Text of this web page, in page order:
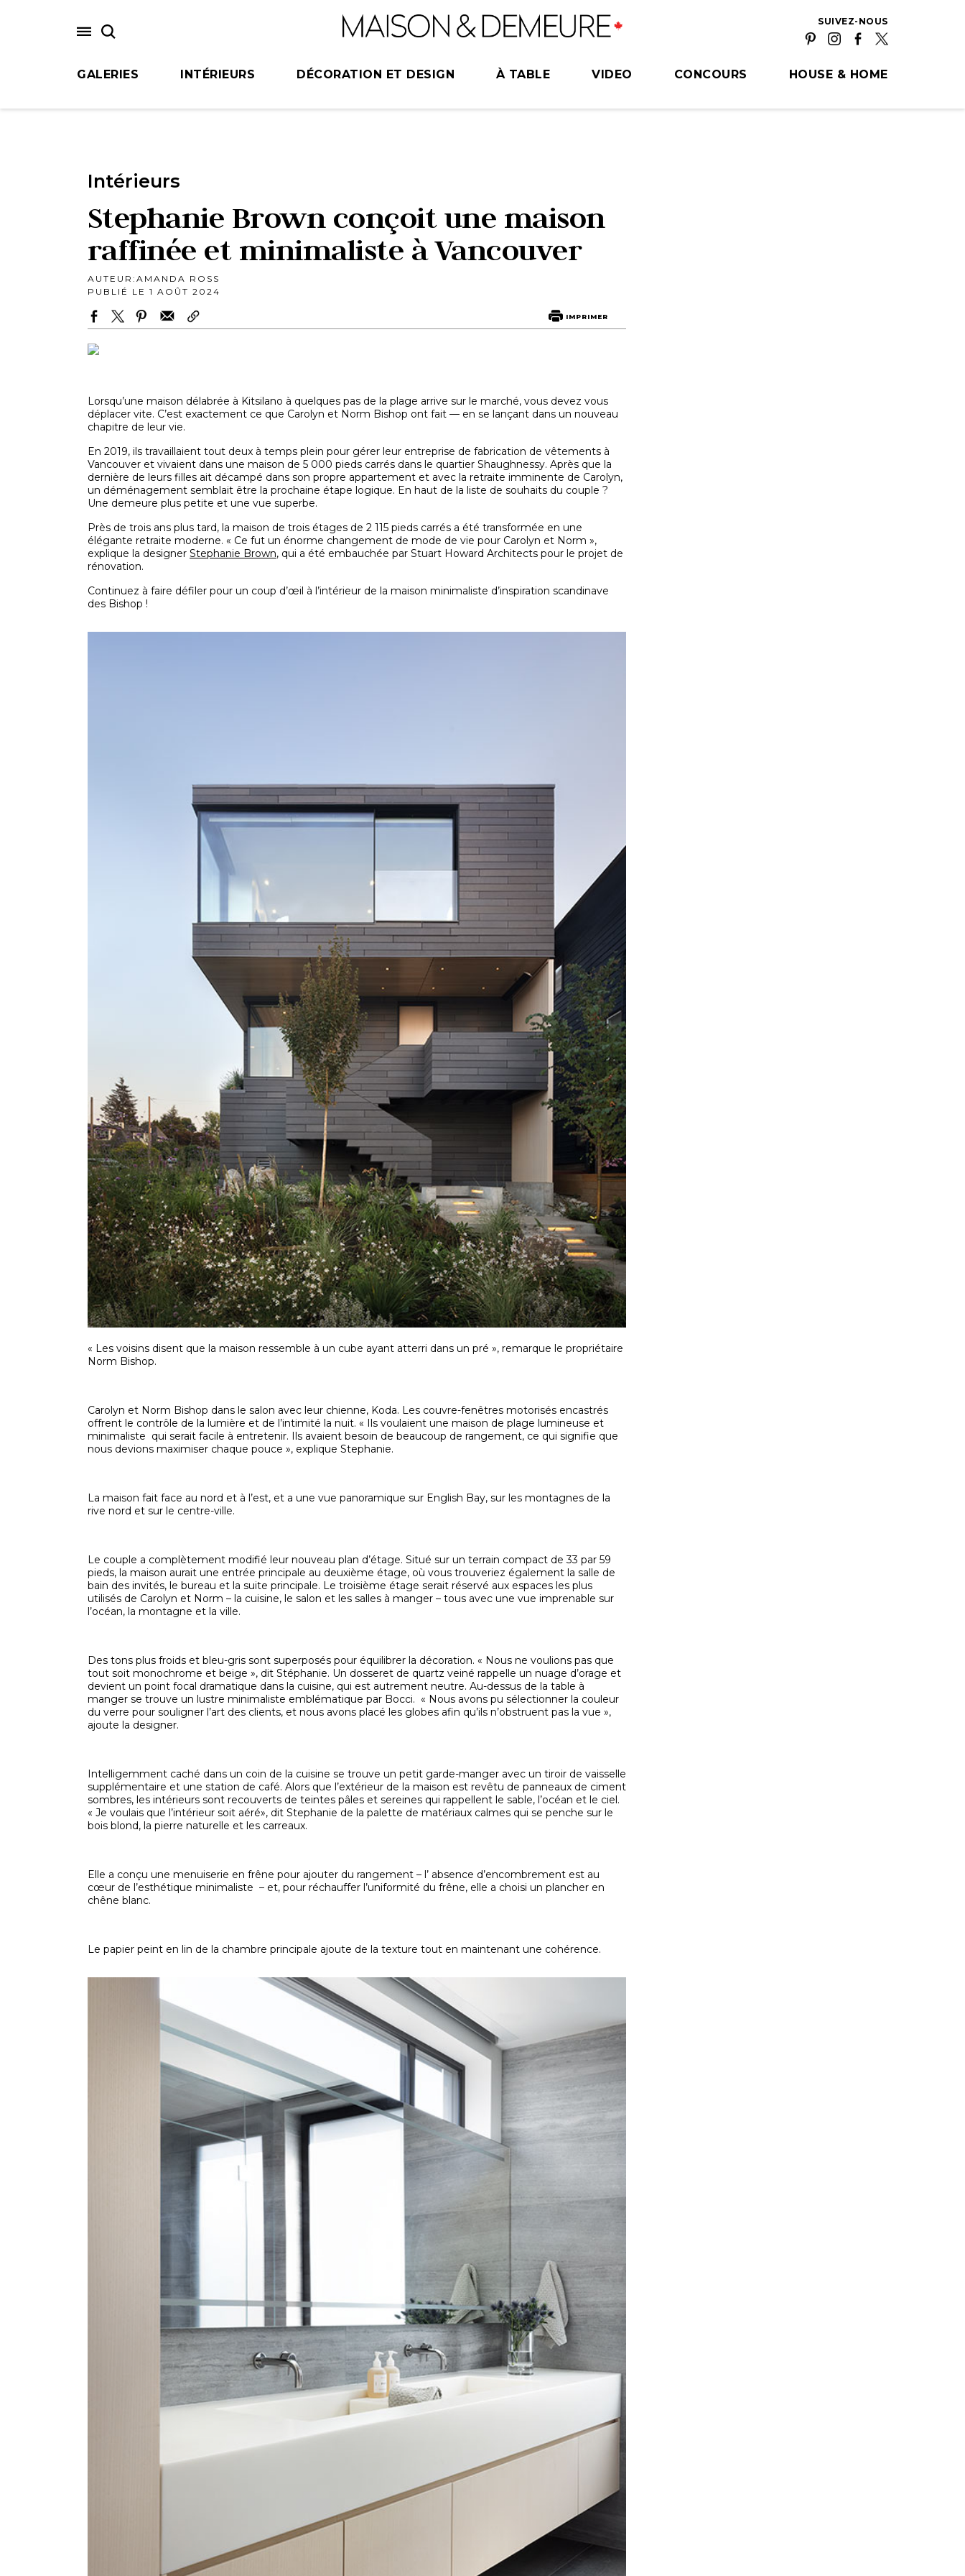
SUIVEZ-NOUS
GALERIES INTÉRIEURS DÉCORATION ET DESIGN À TABLE VIDEO CONCOURS HOUSE & HOME
Intérieurs
Stephanie Brown conçoit une maison
raffinée et minimaliste à Vancouver
AUTEUR: AMANDA ROSS
PUBLIÉ LE 1 AOÛT 2024
IMPRIMER
Lorsqu’une maison délabrée à Kitsilano à quelques pas de la plage arrive sur le marché, vous devez vous
déplacer vite. C’est exactement ce que Carolyn et Norm Bishop ont fait — en se lançant dans un nouveau
chapitre de leur vie.
En 2019, ils travaillaient tout deux à temps plein pour gérer leur entreprise de fabrication de vêtements à
Vancouver et vivaient dans une maison de 5 000 pieds carrés dans le quartier Shaughnessy. Après que la
dernière de leurs filles ait décampé dans son propre appartement et avec la retraite imminente de Carolyn,
un déménagement semblait être la prochaine étape logique. En haut de la liste de souhaits du couple ?
Une demeure plus petite et une vue superbe.
Près de trois ans plus tard, la maison de trois étages de 2 115 pieds carrés a été transformée en une
élégante retraite moderne. « Ce fut un énorme changement de mode de vie pour Carolyn et Norm »,
explique la designer Stephanie Brown, qui a été embauchée par Stuart Howard Architects pour le projet de
rénovation.
Continuez à faire défiler pour un coup d’œil à l’intérieur de la maison minimaliste d’inspiration scandinave
des Bishop !
« Les voisins disent que la maison ressemble à un cube ayant atterri dans un pré », remarque le propriétaire
Norm Bishop.
Carolyn et Norm Bishop dans le salon avec leur chienne, Koda. Les couvre-fenêtres motorisés encastrés
offrent le contrôle de la lumière et de l’intimité la nuit. « Ils voulaient une maison de plage lumineuse et
minimaliste qui serait facile à entretenir. Ils avaient besoin de beaucoup de rangement, ce qui signifie que
nous devions maximiser chaque pouce », explique Stephanie.
La maison fait face au nord et à l’est, et a une vue panoramique sur English Bay, sur les montagnes de la
rive nord et sur le centre-ville.
Le couple a complètement modifié leur nouveau plan d’étage. Situé sur un terrain compact de 33 par 59
pieds, la maison aurait une entrée principale au deuxième étage, où vous trouveriez également la salle de
bain des invités, le bureau et la suite principale. Le troisième étage serait réservé aux espaces les plus
utilisés de Carolyn et Norm – la cuisine, le salon et les salles à manger – tous avec une vue imprenable sur
l’océan, la montagne et la ville.
Des tons plus froids et bleu-gris sont superposés pour équilibrer la décoration. « Nous ne voulions pas que
tout soit monochrome et beige », dit Stéphanie. Un dosseret de quartz veiné rappelle un nuage d’orage et
devient un point focal dramatique dans la cuisine, qui est autrement neutre. Au-dessus de la table à
manger se trouve un lustre minimaliste emblématique par Bocci. « Nous avons pu sélectionner la couleur
du verre pour souligner l’art des clients, et nous avons placé les globes afin qu’ils n’obstruent pas la vue »,
ajoute la designer.
Intelligemment caché dans un coin de la cuisine se trouve un petit garde-manger avec un tiroir de vaisselle
supplémentaire et une station de café. Alors que l’extérieur de la maison est revêtu de panneaux de ciment
sombres, les intérieurs sont recouverts de teintes pâles et sereines qui rappellent le sable, l’océan et le ciel.
« Je voulais que l’intérieur soit aéré», dit Stephanie de la palette de matériaux calmes qui se penche sur le
bois blond, la pierre naturelle et les carreaux.
Elle a conçu une menuiserie en frêne pour ajouter du rangement – l’ absence d’encombrement est au
cœur de l’esthétique minimaliste – et, pour réchauffer l’uniformité du frêne, elle a choisi un plancher en
chêne blanc.
Le papier peint en lin de la chambre principale ajoute de la texture tout en maintenant une cohérence.